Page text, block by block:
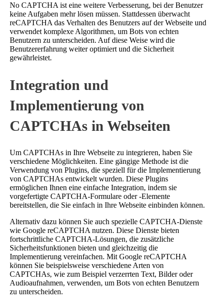
No CAPTCHA ist eine weitere Verbesserung, bei der Benutzer
keine Aufgaben mehr lösen müssen. Stattdessen überwacht
reCAPTCHA das Verhalten des Benutzers auf der Webseite und
verwendet komplexe Algorithmen, um Bots von echten
Benutzern zu unterscheiden. Auf diese Weise wird die
Benutzererfahrung weiter optimiert und die Sicherheit
gewährleistet.
Integration und
Implementierung von
CAPTCHAs in Webseiten
Um CAPTCHAs in Ihre Webseite zu integrieren, haben Sie
verschiedene Möglichkeiten. Eine gängige Methode ist die
Verwendung von Plugins, die speziell für die Implementierung
von CAPTCHAs entwickelt wurden. Diese Plugins
ermöglichen Ihnen eine einfache Integration, indem sie
vorgefertigte CAPTCHA-Formulare oder -Elemente
bereitstellen, die Sie einfach in Ihre Webseite einbinden können.
Alternativ dazu können Sie auch spezielle CAPTCHA-Dienste
wie Google reCAPTCHA nutzen. Diese Dienste bieten
fortschrittliche CAPTCHA-Lösungen, die zusätzliche
Sicherheitsfunktionen bieten und gleichzeitig die
Implementierung vereinfachen. Mit Google reCAPTCHA
können Sie beispielsweise verschiedene Arten von
CAPTCHAs, wie zum Beispiel verzerrten Text, Bilder oder
Audioaufnahmen, verwenden, um Bots von echten Benutzern
zu unterscheiden.